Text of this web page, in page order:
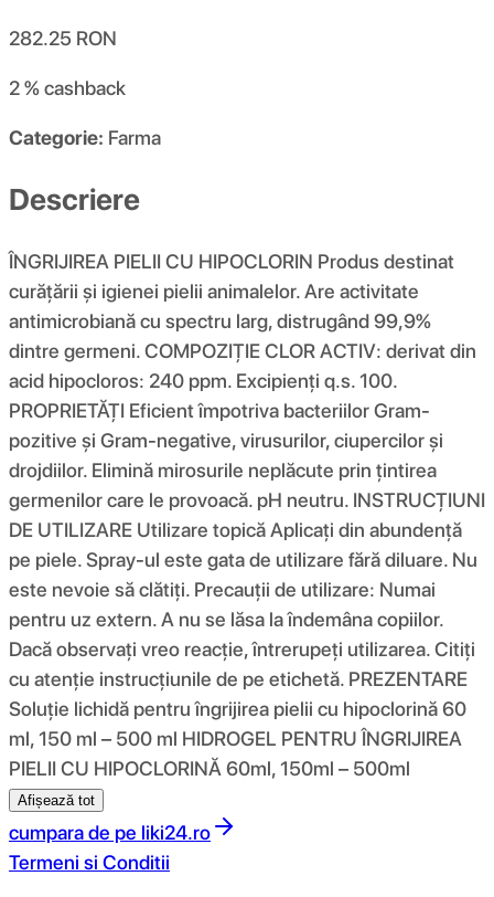
282.25 RON
2 %cashback
Categorie: Farma
Descriere
ÎNGRIJIREA PIELII CU HIPOCLORIN Produs destinat
curățării și igienei pielii animalelor. Are activitate
antimicrobiană cu spectru larg, distrugând 99,9%
dintre germeni. COMPOZIŢIE CLOR ACTIV: derivat din
acid hipocloros: 240 ppm. Excipienți q.s. 100.
PROPRIETĂȚI Eficient împotriva bacteriilor Gram-
pozitive și Gram-negative, virusurilor, ciupercilor și
drojdiilor. Elimină mirosurile neplăcute prin țintirea
germenilor care le provoacă. pH neutru. INSTRUCȚIUNI
DE UTILIZARE Utilizare topică Aplicați din abundență
pe piele. Spray-ul este gata de utilizare fără diluare. Nu
este nevoie să clătiți. Precauții de utilizare: Numai
pentru uz extern. A nu se lăsa la îndemâna copiilor.
Dacă observați vreo reacție, întrerupeți utilizarea. Citiți
cu atenție instrucțiunile de pe etichetă. PREZENTARE
Soluție lichidă pentru îngrijirea pielii cu hipoclorină 60
ml, 150 ml – 500 ml HIDROGEL PENTRU ÎNGRIJIREA
PIELII CU HIPOCLORINĂ 60ml, 150ml – 500ml
Afișează tot
cumpara de pe liki24.ro
Termeni si Conditii